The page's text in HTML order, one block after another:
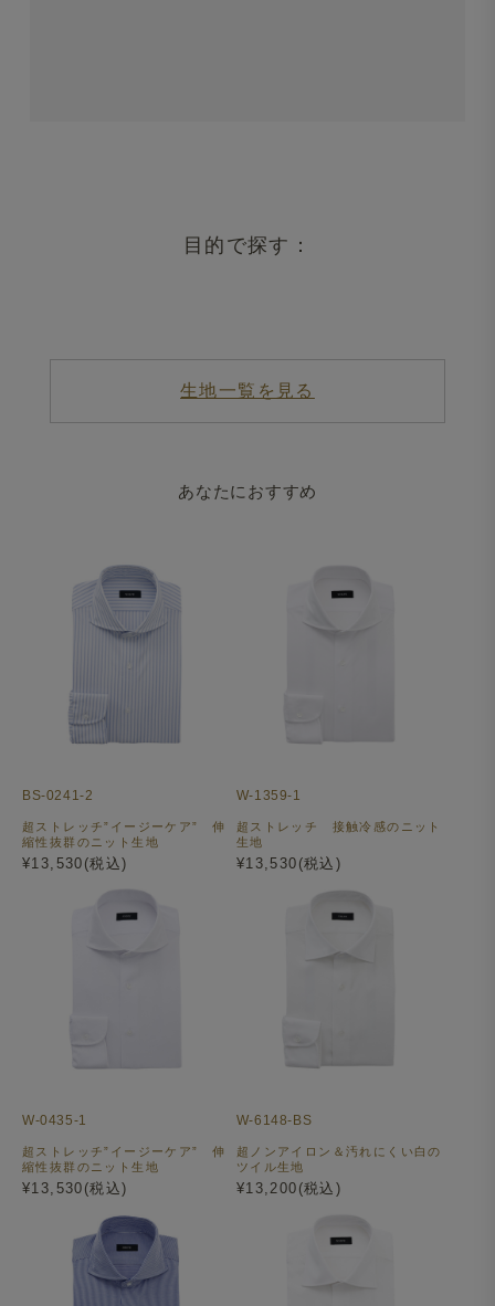
目的で探す：
生地一覧を見る
あなたにおすすめ
BS-0241-2
超ストレッチ”イージーケア” 伸
縮性抜群のニット生地
¥13,530(税込)
W-1359-1
超ストレッチ 接触冷感のニット
生地
¥13,530(税込)
W-0435-1
超ストレッチ”イージーケア” 伸
縮性抜群のニット生地
¥13,530(税込)
W-6148-BS
超ノンアイロン＆汚れにくい白の
ツイル生地
¥13,200(税込)